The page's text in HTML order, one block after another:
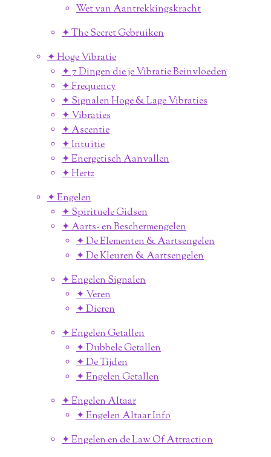
Wet van Aantrekkingskracht
✦ The Secret Gebruiken
✦ Hoge Vibratie
✦ 7 Dingen die je Vibratie Beinvloeden
✦ Frequency
✦ Signalen Hoge & Lage Vibraties
✦ Vibraties
✦ Ascentie
✦ Intuïtie
✦ Energetisch Aanvallen
✦ Hertz
✦ Engelen
✦ Spirituele Gidsen
✦ Aarts- en Beschermengelen
✦ De Elementen & Aartsengelen
✦ De Kleuren & Aartsengelen
✦ Engelen Signalen
✦ Veren
✦ Dieren
✦ Engelen Getallen
✦ Dubbele Getallen
✦ De Tijden
✦ Engelen Getallen
✦ Engelen Altaar
✦ Engelen Altaar Info
✦ Engelen en de Law Of Attraction